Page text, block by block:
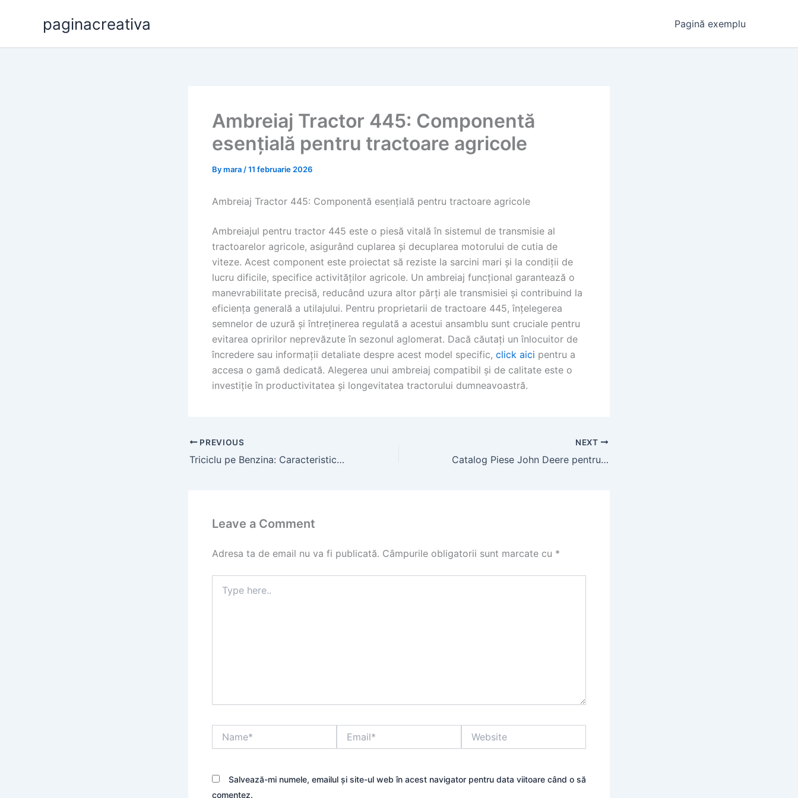
paginacreativa Pagină exemplu
Ambreiaj Tractor 445: Componentă
esențială pentru tractoare agricole
Bymara /11 februarie 2026
Ambreiaj Tractor 445: Componentă esențială pentru tractoare agricole
Ambreiajul pentru tractor 445 este o piesă vitală în sistemul de transmisie al
tractoarelor agricole, asigurând cuplarea și decuplarea motorului de cutia de
viteze. Acest component este proiectat să reziste la sarcini mari și la condiții de
lucru dificile, specifice activităților agricole. Un ambreiaj funcțional garantează o
manevrabilitate precisă, reducând uzura altor părți ale transmisiei și contribuind la
eficiența generală a utilajului. Pentru proprietarii de tractoare 445, înțelegerea
semnelor de uzură și întreținerea regulată a acestui ansamblu sunt cruciale pentru
evitarea opririlor neprevăzute în sezonul aglomerat. Dacă căutați un înlocuitor de
încredere sau informații detaliate despre acest model specific, click aici pentru a
accesa o gamă dedicată. Alegerea unui ambreiaj compatibil și de calitate este o
investiție în productivitatea și longevitatea tractorului dumneavoastră.
PREVIOUS
Triciclu pe Benzina: Caracteristici și Aplicații în România
NEXT
Catalog Piese John Deere pentru Tractoare: Găsiți Piese Originale
Leave a Comment
Adresa ta de email nu va fi publicată. Câmpurile obligatorii sunt marcate cu *
here..
Salvează-mi numele, emailul și site-ul web în acest navigator pentru data viitoare când o să
comentez.